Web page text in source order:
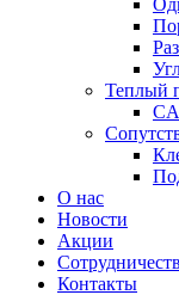
Теплый
О нас
Новости
Акции
Контакты